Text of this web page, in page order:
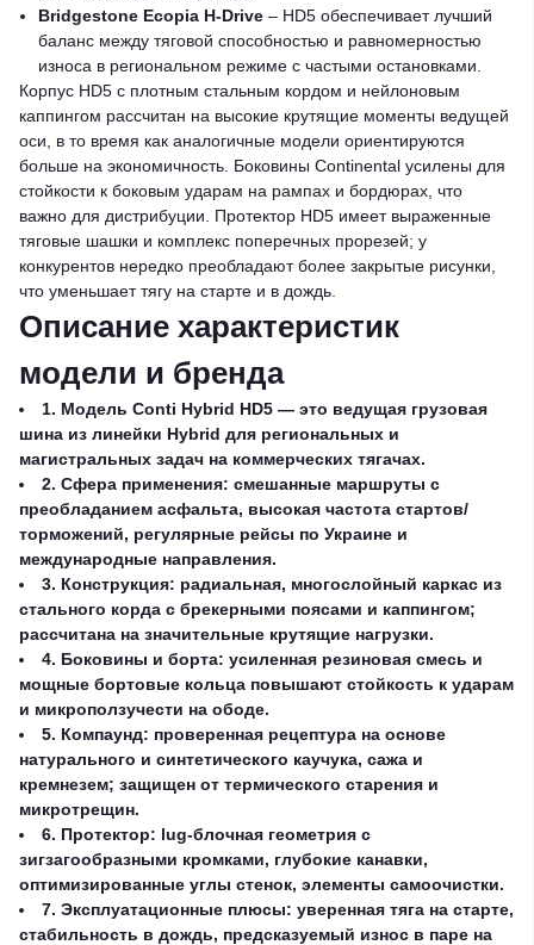
Bridgestone Ecopia H-Drive – HD5 обеспечивает лучший
баланс между тяговой способностью и равномерностью
износа в региональном режиме с частыми остановками.
Корпус HD5 с плотным стальным кордом и нейлоновым
каппингом рассчитан на высокие крутящие моменты ведущей
оси, в то время как аналогичные модели ориентируются
больше на экономичность. Боковины Continental усилены для
стойкости к боковым ударам на рампах и бордюрах, что
важно для дистрибуции. Протектор HD5 имеет выраженные
тяговые шашки и комплекс поперечных прорезей; у
конкурентов нередко преобладают более закрытые рисунки,
что уменьшает тягу на старте и в дождь.
Описание характеристик
модели и бренда
1. Модель Conti Hybrid HD5 — это ведущая грузовая
шина из линейки Hybrid для региональных и
магистральных задач на коммерческих тягачах.
2. Сфера применения: смешанные маршруты с
преобладанием асфальта, высокая частота стартов/
торможений, регулярные рейсы по Украине и
международные направления.
3. Конструкция: радиальная, многослойный каркас из
стального корда с брекерными поясами и каппингом;
рассчитана на значительные крутящие нагрузки.
4. Боковины и борта: усиленная резиновая смесь и
мощные бортовые кольца повышают стойкость к ударам
и микроползучести на ободе.
5. Компаунд: проверенная рецептура на основе
натурального и синтетического каучука, сажа и
кремнезем; защищен от термического старения и
микротрещин.
6. Протектор: lug-блочная геометрия с
зигзагообразными кромками, глубокие канавки,
оптимизированные углы стенок, элементы самоочистки.
7. Эксплуатационные плюсы: уверенная тяга на старте,
стабильность в дождь, предсказуемый износ в паре на